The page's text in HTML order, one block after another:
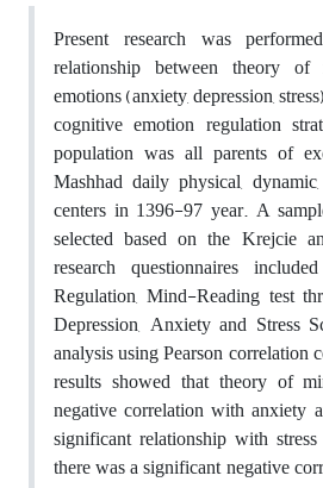
Present research was
relationship between theory
emotions (anxiety, depression,
cognitive emotion regulation
population was all parents of
Mashhad daily physical,
centers in 1396-97 year. A
selected based on the Krejcie
research questionnaires
Regulation, Mind-Reading test
Depression, Anxiety and Stress
analysis using Pearson correlation
results showed that theory of
negative correlation with anxiety
significant relationship with
there was a significant negative